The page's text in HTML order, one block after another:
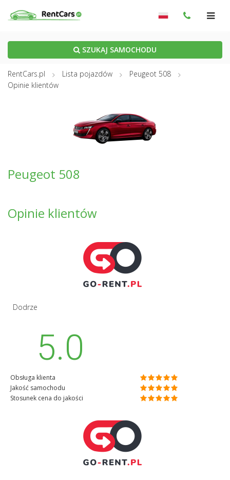
SZUKAJ SAMOCHODU
RentCars.pl Lista pojazdów
Peugeot 508
Opinie klientów
Peugeot 508
Opinie klientów
Dodrze
5.0
Obsługa klienta
Jakość samochodu
Stosunek cena do jakości